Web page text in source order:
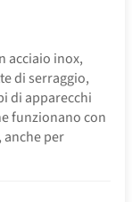
acciaio inox,
di serraggio,
di apparecchi
funzionano con
per